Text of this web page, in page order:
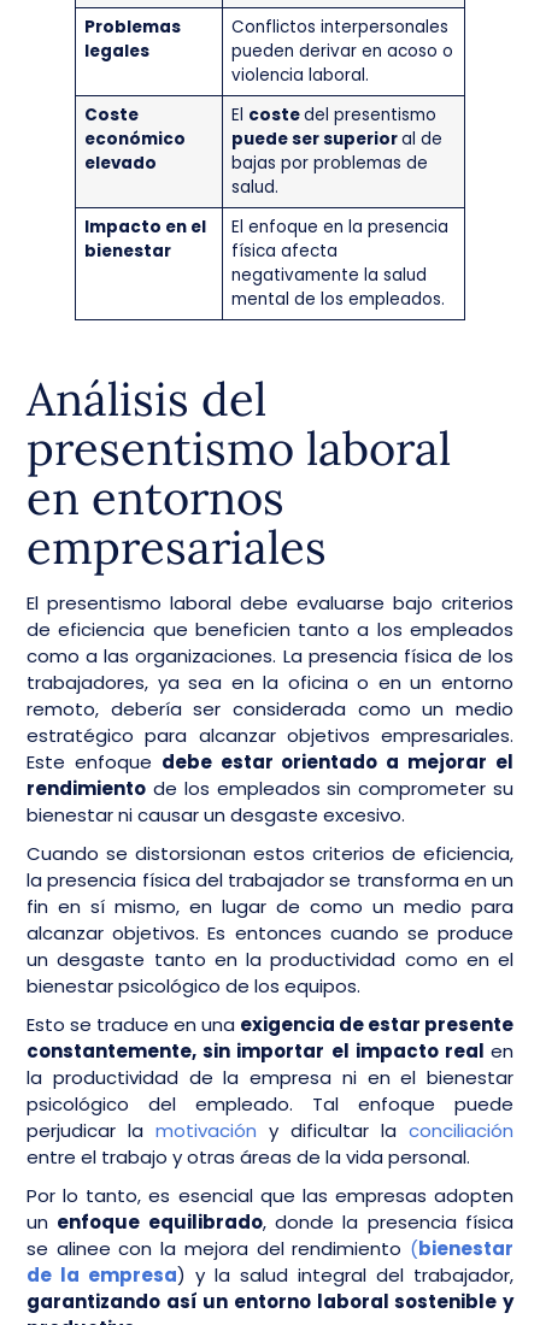
Problemas
legales
Conflictos interpersonales
pueden derivar en acoso o
violencia laboral.
Coste
económico
elevado
El costedel presentismo
puede ser superioral de
bajas por problemas de
salud.
Impacto en el
bienestar
El enfoque en la presencia
física afecta
negativamente la salud
mental de los empleados.
Análisis del
presentismo laboral
en entornos
empresariales
El presentismo laboral debe evaluarse bajo criterios
de eficiencia que beneficien tanto a los empleados
como a las organizaciones. La presencia física de los
trabajadores, ya sea en la oficina o en un entorno
remoto, debería ser considerada como un medio
estratégico para alcanzar objetivos empresariales.
Este enfoque debe estar orientado a mejorar el
rendimiento de los empleados sin comprometer su
bienestar ni causar un desgaste excesivo.
Cuando se distorsionan estos criterios de eficiencia,
la presencia física del trabajador se transforma en un
fin en sí mismo, en lugar de como un medio para
alcanzar objetivos. Es entonces cuando se produce
un desgaste tanto en la productividad como en el
bienestar psicológico de los equipos.
Esto se traduce en una exigencia de estar presente
constantemente, sin importar el impacto real en
la productividad de la empresa ni en el bienestar
psicológico del empleado. Tal enfoque puede
perjudicar la motivación y dificultar la conciliación
entre el trabajo y otras áreas de la vida personal.
Por lo tanto, es esencial que las empresas adopten
un enfoque equilibrado, donde la presencia física
se alinee con la mejora del rendimiento (bienestar
de la empresa) y la salud integral del trabajador,
garantizando así un entorno laboral sostenible y